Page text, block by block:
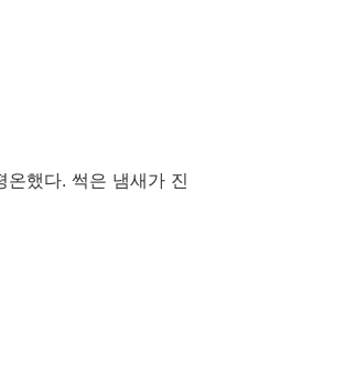
했다. 썩은 냄새가 진